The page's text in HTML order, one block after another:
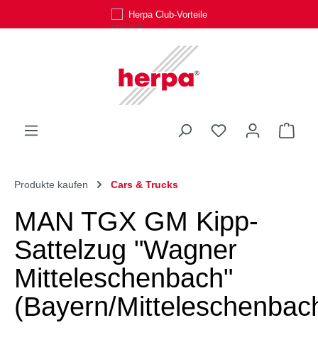
Zum Hauptinhalt springenHerpa Club-Vorteile
Du hast 0
Produkte kaufen Cars & Trucks
MAN TGX GM Kipp-
Sattelzug "Wagner
Mitteleschenbach"
(Bayern/